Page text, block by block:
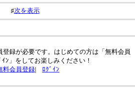
♯次を表示
録が必要です。はじめての方は「無料会員
ﾝ」をしてお楽しみください！
料会員登録| ﾛｸﾞｲﾝ